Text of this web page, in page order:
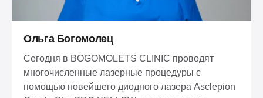
Ольга Богомолец
Сегодня в BOGOMOLETS CLINIC проводят
многочисленные лазерные процедуры с
помощью новейшего диодного лазера Asclepion